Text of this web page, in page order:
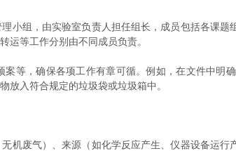
组，由实验室负责人担任组长，成员包括各课题
运等工作分别由不同成员负责。
，确保各项工作有章可循。例如，在文件中明
放入符合规定的垃圾袋或垃圾箱中。
废气）、来源（如化学反应产生、仪器设备运行